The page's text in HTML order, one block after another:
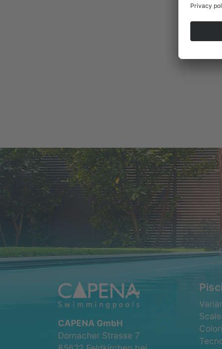
CAPENA GmbH
Dornacher Strasse 7
Salta
la
Scale
Colori